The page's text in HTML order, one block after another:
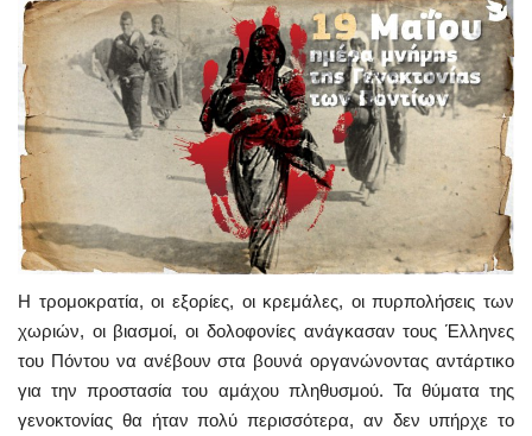
Η τρομοκρατία, οι εξορίες, οι κρεμάλες, οι πυρπολήσεις των
χωριών, οι βιασμοί, οι δολοφονίες ανάγκασαν τους Έλληνες
του Πόντου να ανέβουν στα βουνά οργανώνοντας αντάρτικο
για την προστασία του αμάχου πληθυσμού. Τα θύματα της
γενοκτονίας θα ήταν πολύ περισσότερα, αν δεν υπήρχε το